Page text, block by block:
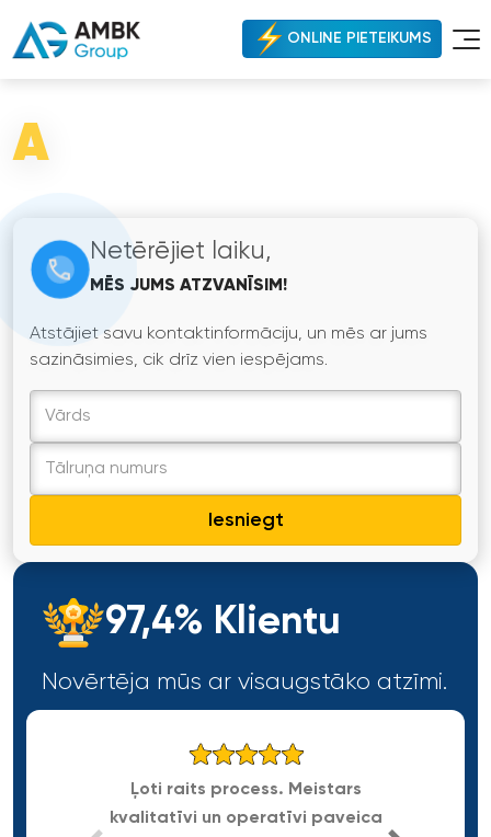
ONLINE PIETEIKUMS
A
Netērējiet laiku,
MĒS JUMS ATZVANĪSIM!
Atstājiet savu kontaktinformāciju, un mēs ar jums
sazināsimies, cik drīz vien iespējams.
Iesniegt
97,4% Klientu
Novērtēja mūs ar visaugstāko atzīmi.
Ļoti raits process. Meistars
kvalitatīvi un operatīvi paveica